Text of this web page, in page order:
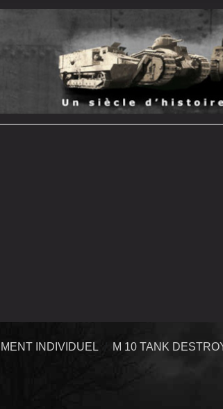
INDIVIDUEL M 10 TANK